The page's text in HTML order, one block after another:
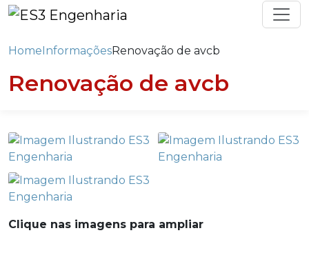
HomeInformaçõesRenovação de avcb
Renovação de avcb
Clique nas imagens para ampliar